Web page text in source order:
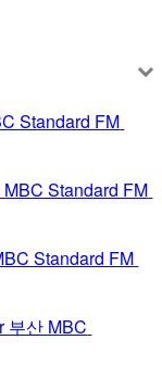
Standard FM
Standard FM
Standard FM
부산 MBC